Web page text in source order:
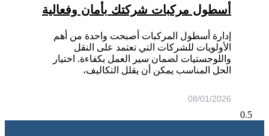
أسطول مركبات شركتك بأمان وفعالية
إدارة أسطول المركبات أصبحت واحدة من أهم
الأولويات للشركات التي تعتمد على النقل
واللوجستيات لضمان سير العمل بكفاءة. اختيار
الحل المناسب يمكن أن يقلل التكاليف،
08/01/2026